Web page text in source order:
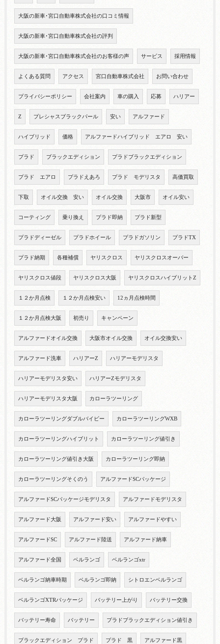
大阪の新車･宮口自動車株式会社の口コミ情報
大阪の新車･宮口自動車株式会社の評判
大阪の新車･宮口自動車株式会社のお客様の声 サービス 採用情報
よくある質問 アクセス 宮口自動車株式会社 お問い合わせ
プライバシーポリシー 会社案内 車の購入 応募 ハリアー
Z プレシャスブラックパール 安い アルファード
ハイブリッド 価格 アルファードハイブリッド エアロ 安い
プラド ブラックエディション プラドブラックエディション
プラド エアロ プラドえあろ プラド モデリスタ 高価買取
下取 オイル交換 安い オイル交換 大阪市 オイル安い
コーティング 乗り換え プラド即納 プラド新型
プラドディーゼル プラドホイール プラドガソリン プラドTX
プラド納期 各種補償 ヤリスクロス ヤリスクロスオーバー
ヤリスクロス値段 ヤリスクロス大阪 ヤリスクロスハイブリットZ
１２か月点検 １２か月点検安い 12ヵ月点検時間
１２か月点検大阪 初売り キャンペーン
アルファードオイル交換 大阪市オイル交換 オイル交換安い
アルファード洗車 ハリアーZ ハリアーモデリスタ
ハリアーモデリスタ安い ハリアーZモデリスタ
ハリアーモデリスタ大阪 カローラツーリング
カローラツーリングダブルバイビー カローラツーリングWXB
カローラツーリングハイブリット カローラツーリング値引き
カローラツーリング値引き大阪 カローラツーリング即納
カローラツーリングそくのう アルファードSCパッケージ
アルファードSCパッケージモデリスタ アルファードモデリスタ
アルファード大阪 アルファード安い アルファードやすい
アルファードSC アルファード陸送 アルファード納車
アルファード全国 ベルランゴ ベルランゴxtr
ベルランゴ納車時期 ベルランゴ即納 シトロエンベルランゴ
ベルランゴXTRパッケージ バッテリー上がり バッテリー交換
バッテリー寿命 バッテリー プラドブラックエディション値引き
ブラックエディション プラド プラド 黒 アルファード黒